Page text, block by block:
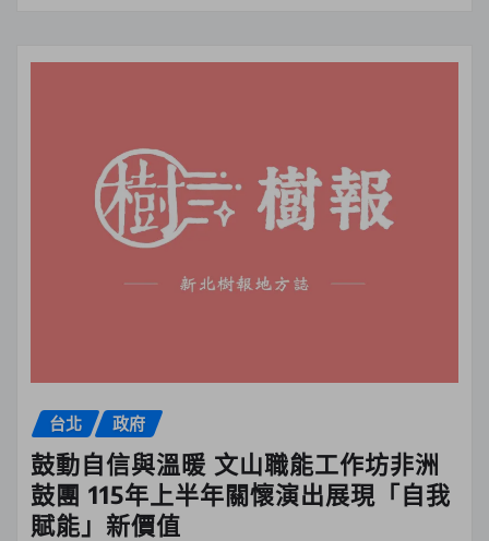
台北 政府
鼓動自信與溫暖 文山職能工作坊非洲
鼓團 115年上半年關懷演出展現「自我
賦能」新價值